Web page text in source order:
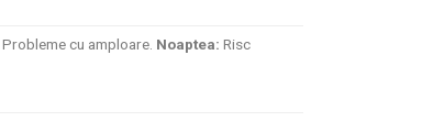
Probleme cu amploare. Noaptea: Risc